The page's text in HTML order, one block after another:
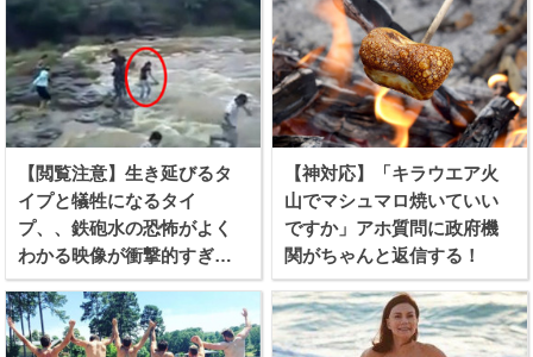
【閲覧注意】生き延びるタ
イプと犠牲になるタイ
プ、、鉄砲水の恐怖がよく
わかる映像が衝撃的すぎ
る！
【神対応】「キラウエア火
山でマシュマロ焼いていい
ですか」アホ質問に政府機
関がちゃんと返信する！